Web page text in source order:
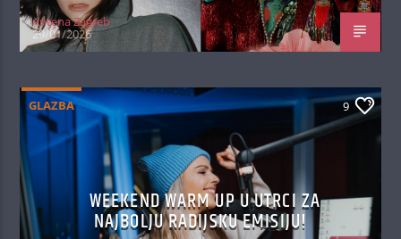
Antena Zagreb
29/01/2026
GLAZBA 9
WEEKEND WARM UP U UTRCI ZA
NAJBOLJU RADIJSKU EMISIJU!